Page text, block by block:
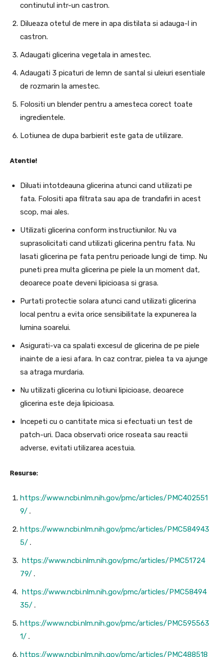
continutul intr-un castron.
Dilueaza otetul de mere in apa distilata si adauga-l in
castron.
Adaugati glicerina vegetala in amestec.
Adaugati 3 picaturi de lemn de santal si uleiuri esentiale
de rozmarin la amestec.
Folositi un blender pentru a amesteca corect toate
ingredientele.
Lotiunea de dupa barbierit este gata de utilizare.
Atentie!
Diluati intotdeauna glicerina atunci cand utilizati pe
fata. Folositi apa filtrata sau apa de trandafiri in acest
scop, mai ales.
Utilizati glicerina conform instructiunilor. Nu va
suprasolicitati cand utilizati glicerina pentru fata. Nu
lasati glicerina pe fata pentru perioade lungi de timp. Nu
puneti prea multa glicerina pe piele la un moment dat,
deoarece poate deveni lipicioasa si grasa.
Purtati protectie solara atunci cand utilizati glicerina
local pentru a evita orice sensibilitate la expunerea la
lumina soarelui.
Asigurati-va ca spalati excesul de glicerina de pe piele
inainte de a iesi afara. In caz contrar, pielea ta va ajunge
sa atraga murdaria.
Nu utilizati glicerina cu lotiuni lipicioase, deoarece
glicerina este deja lipicioasa.
Incepeti cu o cantitate mica si efectuati un test de
patch-uri. Daca observati orice roseata sau reactii
adverse, evitati utilizarea acestuia.
Resurse:
https://www.ncbi.nlm.nih.gov/pmc/articles/PMC402551
9/ .
https://www.ncbi.nlm.nih.gov/pmc/articles/PMC584943
5/ .
https://www.ncbi.nlm.nih.gov/pmc/articles/PMC51724
79/ .
https://www.ncbi.nlm.nih.gov/pmc/articles/PMC58494
35/ .
https://www.ncbi.nlm.nih.gov/pmc/articles/PMC595563
1/ .
https://www.ncbi.nlm.nih.gov/pmc/articles/PMC488518